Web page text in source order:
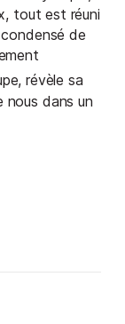
tout est réuni
de
révèle sa
nous dans un